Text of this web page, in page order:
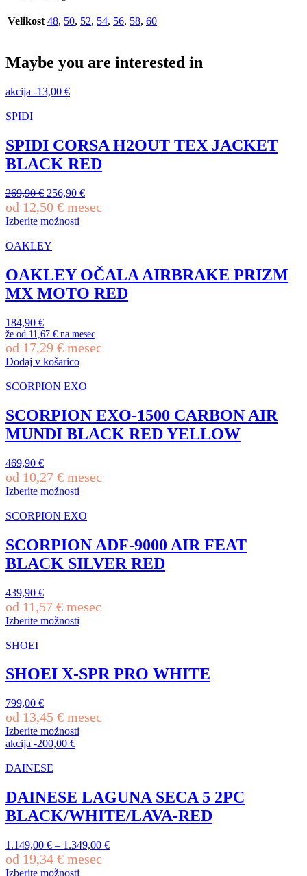
Velikost 48, 50, 52, 54, 56, 58, 60
Maybe you are interested in
akcija -13,00 €
SPIDI
SPIDI CORSA H2OUT TEX JACKET
BLACK RED
269,90€ Izvirna
cena
je
bila:
269,90 €.
256,90 €Trenutna
cena
od 12,50 € mesec
Izberite možnosti
izdelek
več
različic.
Možnosti
izberete
na
strani
izdelka
OAKLEY
OAKLEY OČALA AIRBRAKE PRIZM
MX MOTO RED
184,90 €
že od 11,67 € na mesec
od 17,29 € mesec
Dodaj v košarico
SCORPION EXO
SCORPION EXO-1500 CARBON AIR
MUNDI BLACK RED YELLOW
469,90 €
od 10,27 € mesec
Izberite možnosti
izdelek
več
različic.
Možnosti
izberete
na
strani
izdelka
SCORPION EXO
SCORPION ADF-9000 AIR FEAT
BLACK SILVER RED
439,90 €
od 11,57 € mesec
Izberite možnosti
izdelek
več
različic.
lahko
izberete
na
strani
SHOEI
SHOEI X-SPR PRO WHITE
799,00 €
od 13,45 € mesec
Izberite možnosti
Ta
ima
različic.
Možnosti
lahko
na
strani
izdelka
akcija -200,00 €
DAINESE
DAINESE LAGUNA SECA 5 2PC
BLACK/WHITE/LAVA-RED
1.149,00 € – 1.349,00 €
od 19,34 € mesec
Izberite možnosti